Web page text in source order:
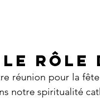
le rôle
réunion pour la
notre spiritualité